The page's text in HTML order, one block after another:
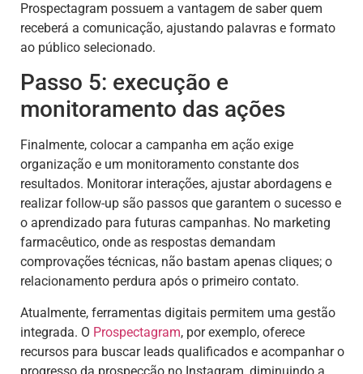
Prospectagram possuem a vantagem de saber quem
receberá a comunicação, ajustando palavras e formato
ao público selecionado.
Passo 5: execução e
monitoramento das ações
Finalmente, colocar a campanha em ação exige
organização e um monitoramento constante dos
resultados. Monitorar interações, ajustar abordagens e
realizar follow-up são passos que garantem o sucesso e
o aprendizado para futuras campanhas. No marketing
farmacêutico, onde as respostas demandam
comprovações técnicas, não bastam apenas cliques; o
relacionamento perdura após o primeiro contato.
Atualmente, ferramentas digitais permitem uma gestão
integrada. O Prospectagram, por exemplo, oferece
recursos para buscar leads qualificados e acompanhar o